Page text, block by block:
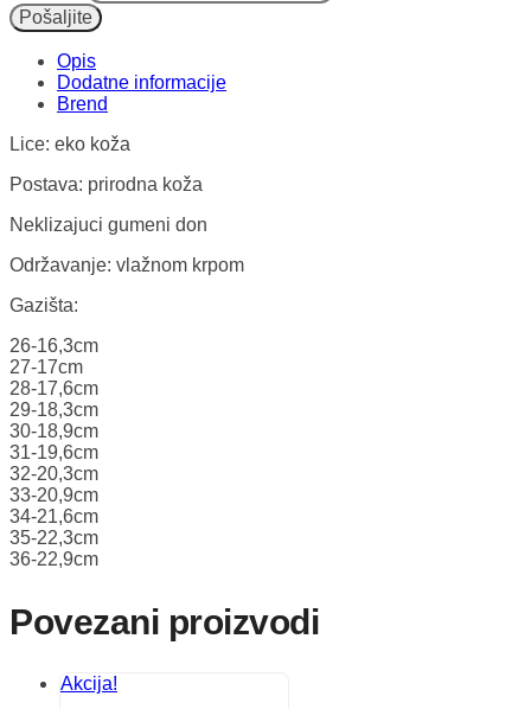
Pošaljite
Opis
Dodatne informacije
Lice: eko koža
Postava: prirodna koža
Neklizajuci gumeni don
Održavanje: vlažnom krpom
Gazišta:
26-16,3cm
27-17cm
28-17,6cm
29-18,3cm
30-18,9cm
31-19,6cm
32-20,3cm
33-20,9cm
34-21,6cm
35-22,3cm
36-22,9cm
Povezani proizvodi
Akcija!